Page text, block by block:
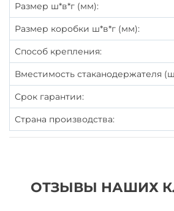
Размер ш*в*г (мм):
Размер коробки ш*в*г (мм):
Способ крепления:
Вместимость стаканодержателя
Срок гарантии:
Страна производства:
ОТЗЫВЫ НАШИХ